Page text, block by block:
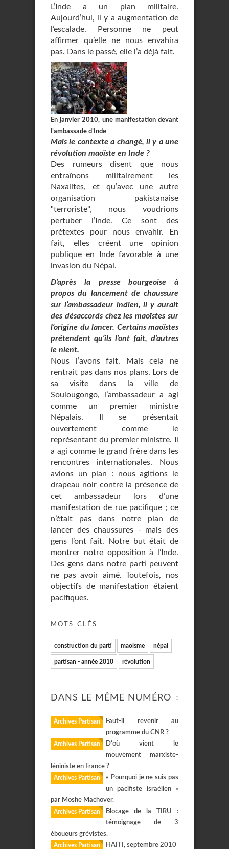
L’Inde a un plan militaire.
Aujourd’hui, il y a augmentation de
l’escalade. Personne ne peut
affirmer qu’elle ne nous envahira
pas. Dans le passé, elle l’a déjà fait.
En janvier 2010, une manifestation devant
l’ambassade d’Inde
Mais le contexte a changé, il y a une
révolution maoïste en Inde ?
Des rumeurs disent que nous
entraînons militairement les
Naxalites, et qu’avec une autre
organisation pakistanaise
"terroriste", nous voudrions
pertuber l’Inde. Ce sont des
prétextes pour nous envahir. En
fait, elles créent une opinion
publique en Inde favorable à une
invasion du Népal.
D’après la presse bourgeoise à
propos du lancement de chaussure
sur l’ambassadeur indien, il y aurait
des désaccords chez les maoïstes sur
l’origine du lancer. Certains maoïstes
prétendent qu’ils l’ont fait, d’autres
le nient.
Nous l’avons fait. Mais cela ne
rentrait pas dans nos plans. Lors de
sa visite dans la ville de
Soulougongo, l’ambassadeur a agi
comme un premier ministre
Népalais. Il se présentait
ouvertement comme le
représentant du premier ministre. Il
a agi comme le grand frère dans les
rencontres internationales. Nous
avions un plan : nous agitions le
drapeau noir contre la présence de
cet ambassadeur lors d’une
manifestation de rue pacifique ; ce
n’était pas dans notre plan de
lancer des chaussures - mais des
gens l’ont fait. Notre but était de
montrer notre opposition à l’Inde.
Des gens dans notre parti peuvent
ne pas avoir aimé. Toutefois, nos
objectifs de manifestation étaient
pacifiques.
MOTS-CLÉS
construction du parti maoïsme népal
partisan - année 2010 révolution
DANS LE MÊME NUMÉRO
Archives Partisan
Faut-il revenir au
programme du CNR ?
Archives Partisan
D’où vient le
mouvement marxiste-
léniniste en France ?
Archives Partisan
« Pourquoi je ne suis pas
un pacifiste israélien »
par Moshe Machover.
Archives Partisan
Blocage de la TIRU :
témoignage de 3
éboueurs grévistes.
Archives Partisan HAÏTI, septembre 2010